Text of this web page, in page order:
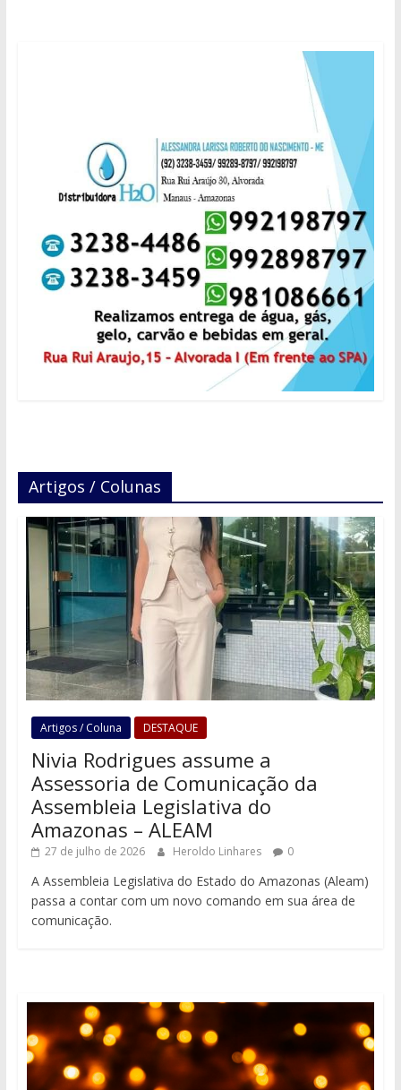
Artigos / Colunas
Artigos / Coluna DESTAQUE
Nivia Rodrigues assume a
Assessoria de Comunicação da
Assembleia Legislativa do
Amazonas – ALEAM
27 de julho de 2026 Heroldo Linhares 0
A Assembleia Legislativa do Estado do Amazonas (Aleam)
passa a contar com um novo comando em sua área de
comunicação.